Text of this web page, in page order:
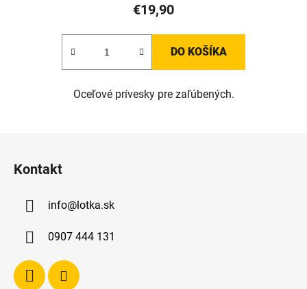
€19,90
DO KOŠÍKA
Oceľové prívesky pre zaľúbených.
Kontakt
info@lotka.sk
0907 444 131